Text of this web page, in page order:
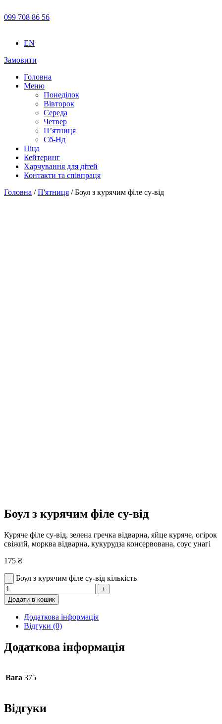
099 708 86 56
EN
Замовити
Головна
Меню
Понеділок
Вівторок
Середа
Четвер
П’ятниця
Сб-Нд
Піца
Кейтеринг
Харчування для дітей
Контакти та співпраця
Головна /П'ятниця / Боул з курячим філе су-від
Боул з курячим філе су-від
Куряче філе су-від, зелена гречка відварна, яйце куряче, огірок
свіжий, морква відварна, кукурудза консервована, соус унагі
175 ₴
- Боул з курячим філе су-від кількість
+
Додати в кошик
Додаткова інформація
Відгуки (0)
Додаткова інформація
Вага 375
Відгуки